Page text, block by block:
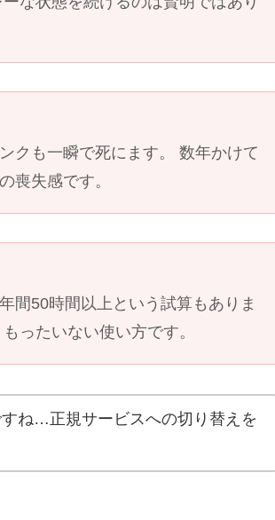
クも一瞬で死にます。 数年かけて
喪失感です。
間50時間以上という試算もありま
ったいない使い方です。
ね…正規サービスへの切り替えを